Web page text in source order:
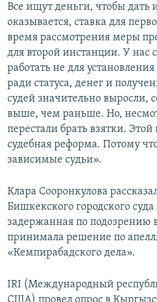
Все ищут деньги, чтобы дать
оказывается, ставка для
время рассмотрения меры
для второй инстанции. У нас
работать не для
ради статуса, денег и
судей значительно выросли,
выше, чем раньше. Но,
перестали брать взятки.
судебная реформа. Потому
зависимые судьи».
Клара Сооронкулова
Бишкекского городского суда
задержанная по подозрению
принимала решение по
«Кемпирабадского дела».
IRI (Международный